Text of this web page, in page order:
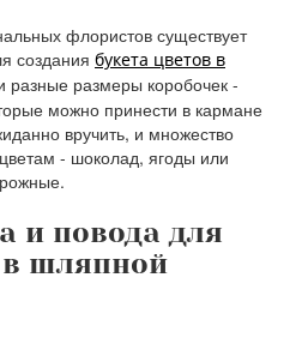
флористов существует
создания букета цветов в
разные размеры коробочек -
можно принести в кармане
вручить, и множество
- шоколад, ягоды или
и повода для
шляпной